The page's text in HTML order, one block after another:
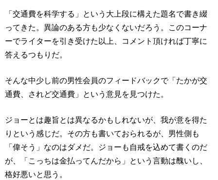
「交通費を科学する」という大上段に構えた題名で書き綴
ってきた。異論のある方も少なくないだろう。このコーナ
ーでライターを引き受けた以上、コメント頂ければ丁寧に
答えるつもりだ。
そんな中少し前の男性会員のフィードバックで「たかが交
通費、されど交通費」という意見を見つけた。
ジョーとは趣旨とは異なるかもしれないが、我が意を得た
りという感じだ。その方も書いておられるが、男性側も
「偉そう」なのはダメだ。ジョーも自戒を込めて書くのだ
が、「こっちは金払ってんだから」という言動は醜いし、
格好悪いと思う。